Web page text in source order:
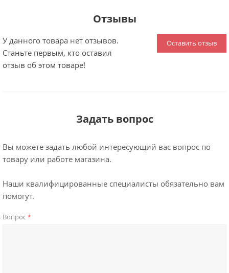
Отзывы
Оставить отзыв
У данного товара нет отзывов.
Станьте первым, кто оставил
отзыв об этом товаре!
Задать вопрос
Вы можете задать любой интересующий вас вопрос по
товару или работе магазина.
Наши квалифицированные специалисты обязательно вам
помогут.
Вопрос*